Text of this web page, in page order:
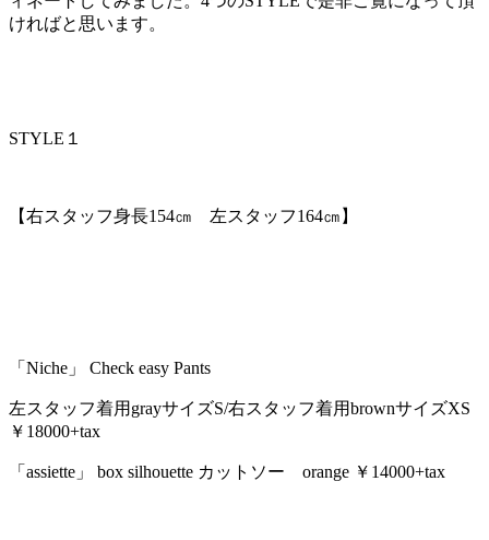
ければと思います。
STYLE１
【右スタッフ身長154㎝ 左スタッフ164㎝】
「Niche」 Check easy Pants
左スタッフ着用grayサイズS/右スタッフ着用brownサイズXS
￥18000+tax
「assiette」 box silhouette カットソー orange ￥14000+tax